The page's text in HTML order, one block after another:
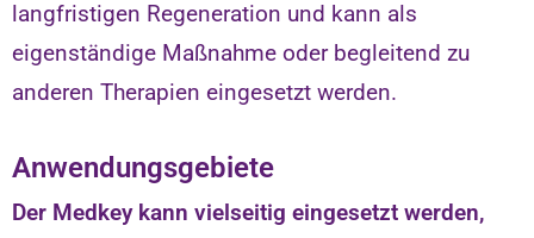
langfristigen Regeneration und kann als
eigenständige Maßnahme oder begleitend zu
anderen Therapien eingesetzt werden.
Anwendungsgebiete
Der Medkey kann vielseitig eingesetzt werden,